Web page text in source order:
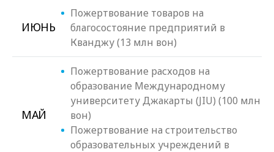
ИЮНЬ
Пожертвование товаров на
благосостояние предприятий в
Кванджу (13 млн вон)
МАЙ
Пожертвование расходов на
образование Международному
университету Джакарты (JIU) (100 млн
вон)
Пожертвование на строительство
образовательных учреждений в